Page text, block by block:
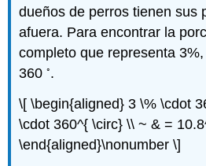
dueños de perros tienen sus
afuera. Para encontrar la
completo que representa
360◦.
\[ \begin{aligned} 3 \% \cdot
\cdot 360^{ \circ} \\ ~ & =
\end{aligned}\nonumber \]